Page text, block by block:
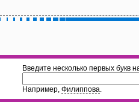
Введите несколько первых букв
Например, Филиппова.